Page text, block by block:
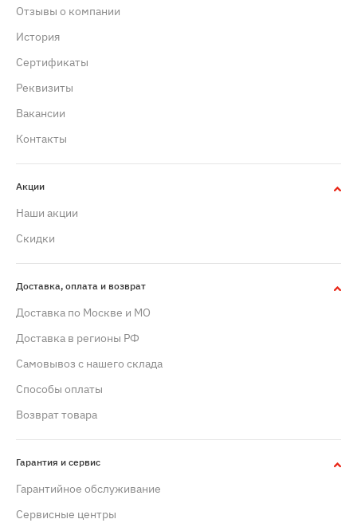
Отзывы о компании
История
Сертификаты
Реквизиты
Вакансии
Контакты
Акции
Наши акции
Скидки
Доставка, оплата и возврат
Доставка по Москве и МО
Доставка в регионы РФ
Самовывоз с нашего склада
Способы оплаты
Возврат товара
Гарантия и сервис
Гарантийное обслуживание
Сервисные центры